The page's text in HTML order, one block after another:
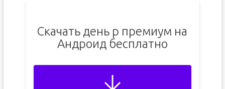
Скачать день р премиум на
Андроид бесплатно